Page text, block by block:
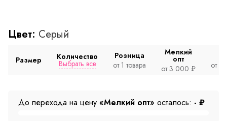
Цвет: Серый
Размер Количество
Выбрать все
Розница
от 1 товара
Мелкий
опт
от 3 000 ₽
от
До перехода на цену «Мелкий опт» осталось: - ₽